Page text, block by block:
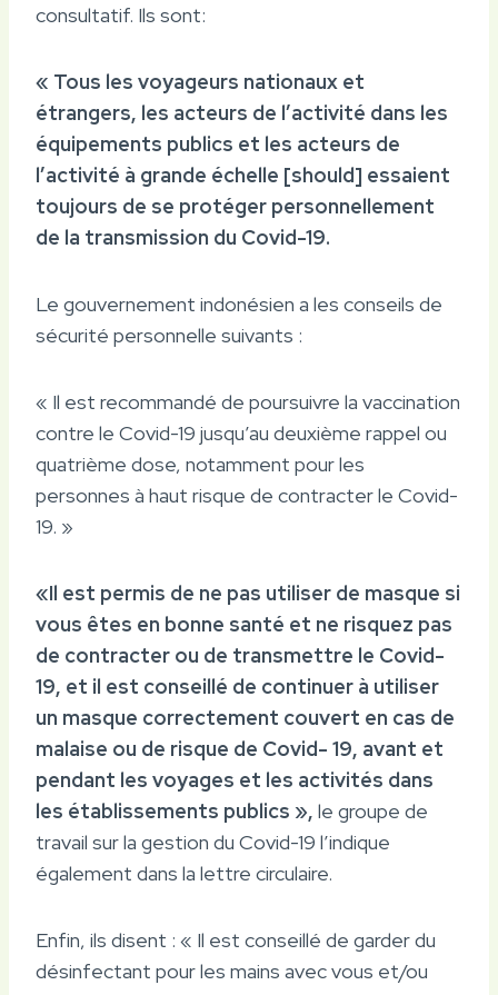
consultatif. Ils sont:
« Tous les voyageurs nationaux et
étrangers, les acteurs de l’activité dans les
équipements publics et les acteurs de
l’activité à grande échelle [should] essaient
toujours de se protéger personnellement
de la transmission du Covid-19.
Le gouvernement indonésien a les conseils de
sécurité personnelle suivants :
« Il est recommandé de poursuivre la vaccination
contre le Covid-19 jusqu’au deuxième rappel ou
quatrième dose, notamment pour les
personnes à haut risque de contracter le Covid-
19. »
«Il est permis de ne pas utiliser de masque si
vous êtes en bonne santé et ne risquez pas
de contracter ou de transmettre le Covid-
19, et il est conseillé de continuer à utiliser
un masque correctement couvert en cas de
malaise ou de risque de Covid- 19, avant et
pendant les voyages et les activités dans
les établissements publics », le groupe de
travail sur la gestion du Covid-19 l’indique
également dans la lettre circulaire.
Enfin, ils disent : « Il est conseillé de garder du
désinfectant pour les mains avec vous et/ou